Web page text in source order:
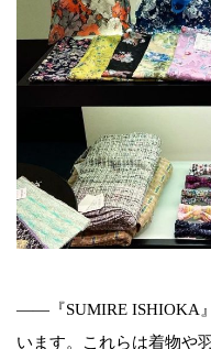
――『SUMIRE ISHIOKA
います。これらは着物や